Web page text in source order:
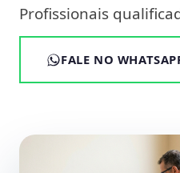
Profissionais
FALE NO